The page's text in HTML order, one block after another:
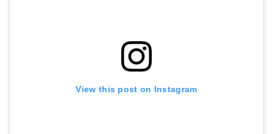
View this post on Instagram